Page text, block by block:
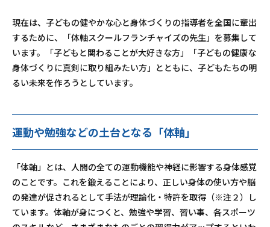
現在は、子どもの健やかな心と身体づくりの指導者を全国に輩出
するために、「体軸スクールフランチャイズの先生」を募集して
います。「子どもと関わることが大好きな方」「子どもの健康な
身体づくりに真剣に取り組みたい方」とともに、子どもたちの明
るい未来を作ろうとしています。
運動や勉強などの土台となる「体軸」
「体軸」とは、人間の全ての運動機能や神経に影響する身体感覚
のことです。これを鍛えることにより、正しい身体の使い方や脳
の発達が促されるとして手法が理論化・特許を取得（※注２）し
ています。体軸が身につくと、勉強や学習、習い事、各スポーツ